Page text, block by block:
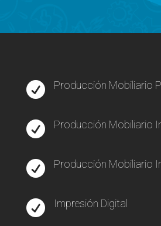
 Producción Mobiliario
 Producción Mobiliario
 Producción Mobiliario
 Impresión Digital